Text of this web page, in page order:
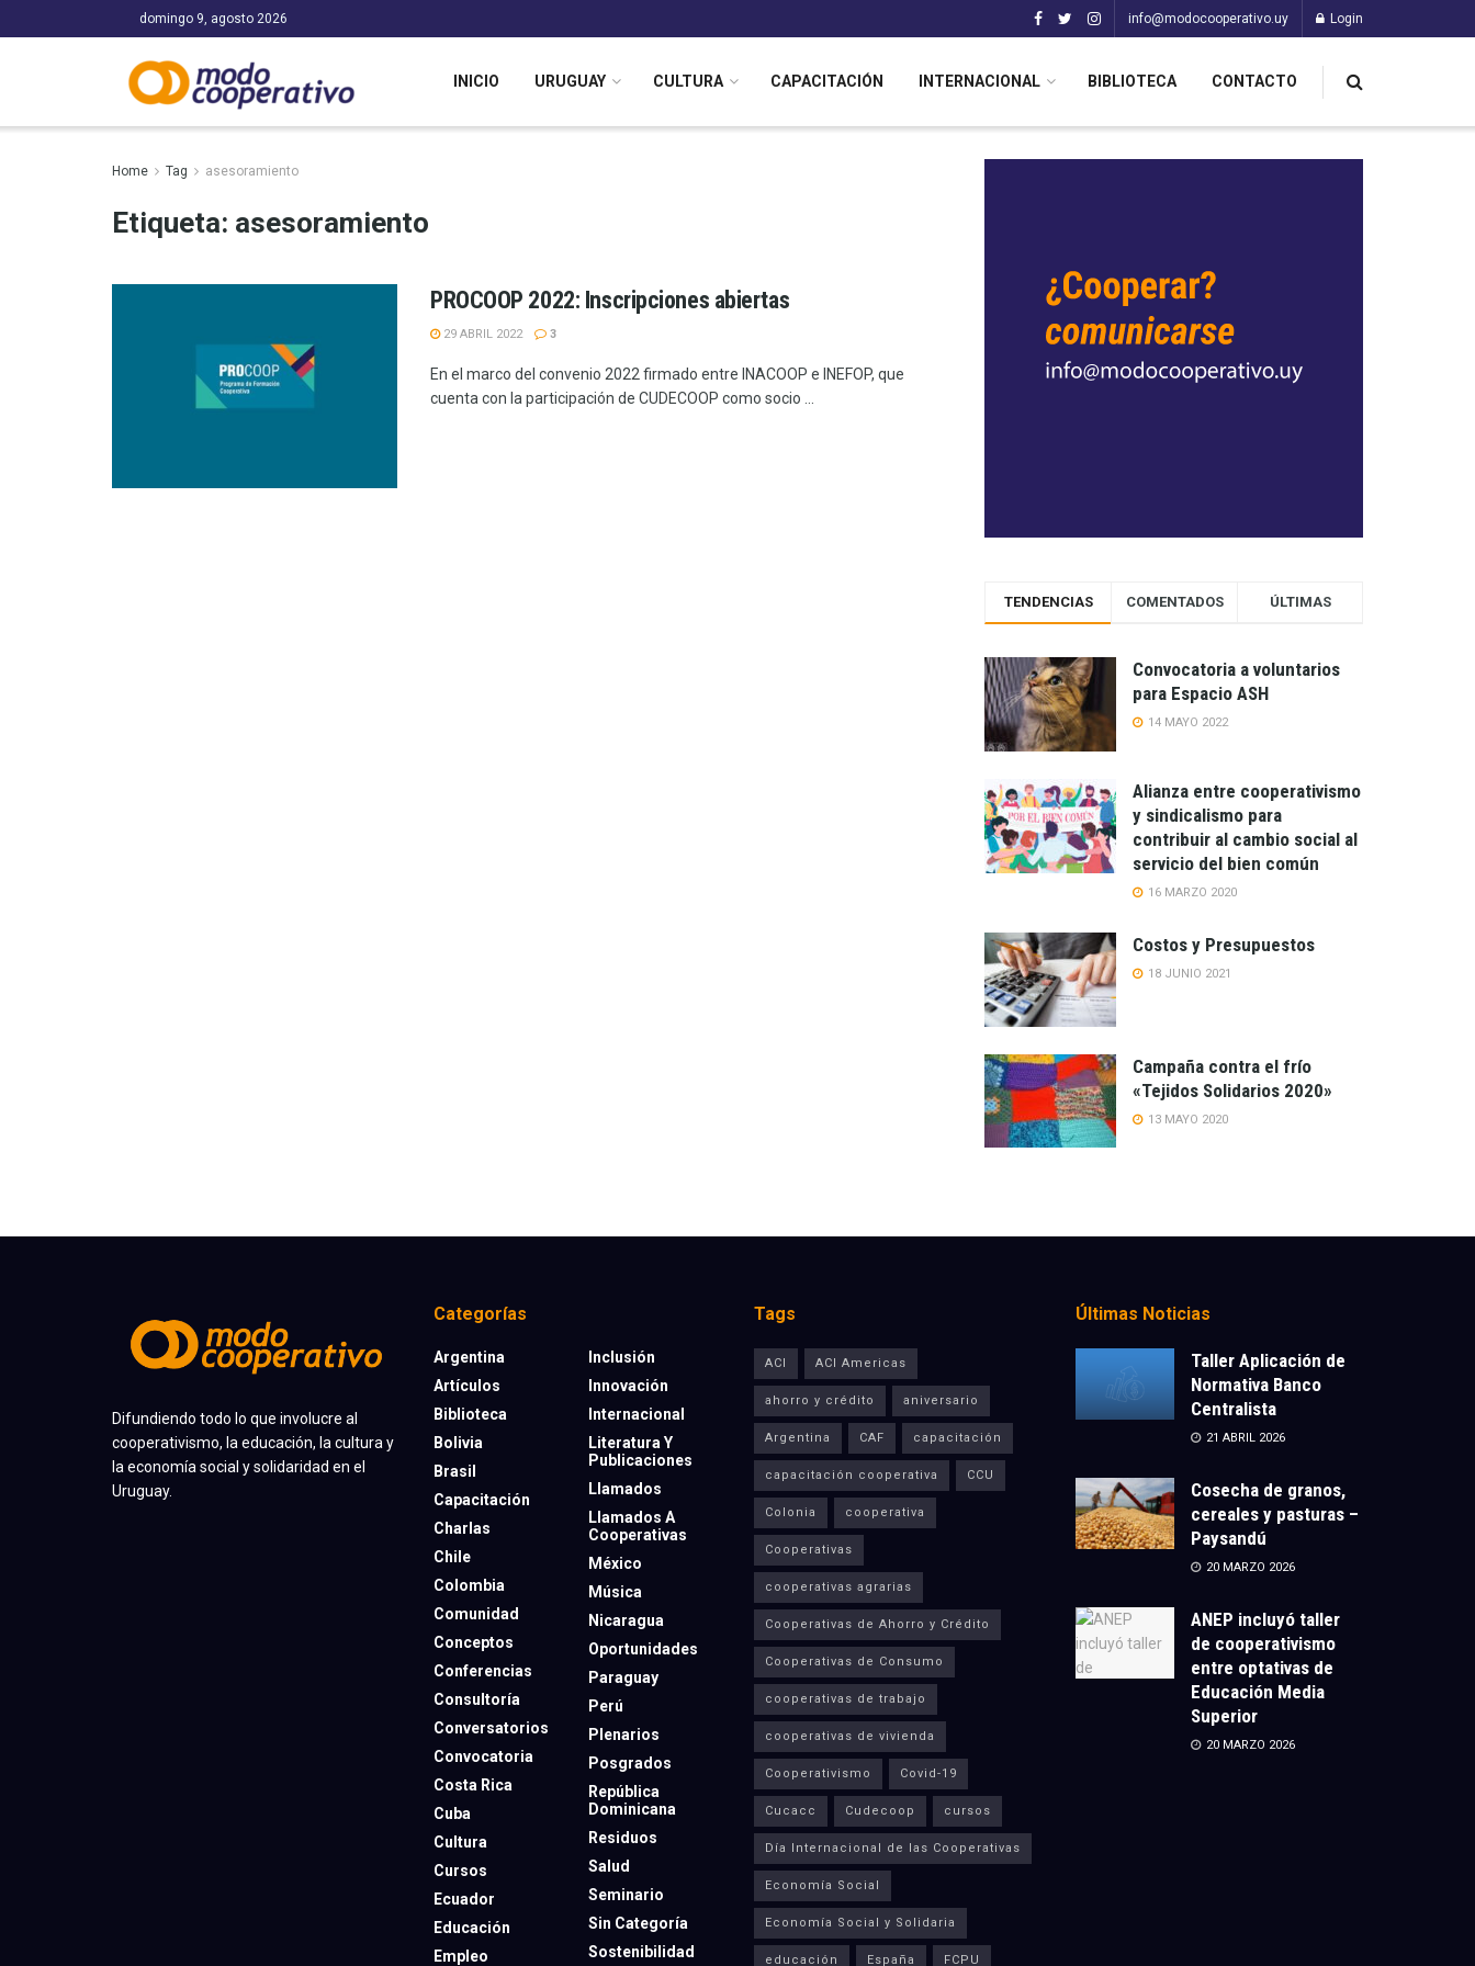
domingo 9, agosto 2026 info@modocooperativo.uy Login
INICIO URUGUAY CULTURA CAPACITACIÓN INTERNACIONAL BIBLIOTECA CONTACTO
Home Tag asesoramiento
Etiqueta: asesoramiento
PROCOOP 2022: Inscripciones abiertas
29 ABRIL 2022 3
En el marco del convenio 2022 firmado entre INACOOP e INEFOP, que
cuenta con la participación de CUDECOOP como socio ...
TENDENCIAS COMENTADOS ÚLTIMAS
Convocatoria a voluntarios
para Espacio ASH
14 MAYO 2022
Alianza entre cooperativismo
y sindicalismo para
contribuir al cambio social al
servicio del bien común
16 MARZO 2020
Costos y Presupuestos
18 JUNIO 2021
Campaña contra el frío
«Tejidos Solidarios 2020»
13 MAYO 2020
Difundiendo todo lo que involucre al
cooperativismo, la educación, la cultura y
la economía social y solidaridad en el
Uruguay.
Categorías
Argentina
Artículos
Biblioteca
Bolivia
Brasil
Capacitación
Charlas
Chile
Colombia
Comunidad
Conceptos
Conferencias
Consultoría
Conversatorios
Convocatoria
Costa Rica
Cuba
Cultura
Cursos
Ecuador
Educación
Empleo
Inclusión
Innovación
Internacional
Literatura Y
Publicaciones
Llamados
Llamados A
Cooperativas
México
Música
Nicaragua
Oportunidades
Paraguay
Perú
Plenarios
Posgrados
República
Dominicana
Residuos
Salud
Seminario
Sin Categoría
Sostenibilidad
Tags
ACI ACI Americas
ahorro y crédito aniversario
Argentina CAF capacitación
capacitación cooperativa CCU
Colonia cooperativa
Cooperativas
cooperativas agrarias
Cooperativas de Ahorro y Crédito
Cooperativas de Consumo
cooperativas de trabajo
cooperativas de vivienda
Cooperativismo Covid-19
Cucacc Cudecoop cursos
Día Internacional de las Cooperativas
Economía Social
Economía Social y Solidaria
educación España FCPU
Últimas Noticias
Taller Aplicación de
Normativa Banco
Centralista
21 ABRIL 2026
Cosecha de granos,
cereales y pasturas –
Paysandú
20 MARZO 2026
ANEP incluyó taller
de cooperativismo
entre optativas de
Educación Media
Superior
20 MARZO 2026